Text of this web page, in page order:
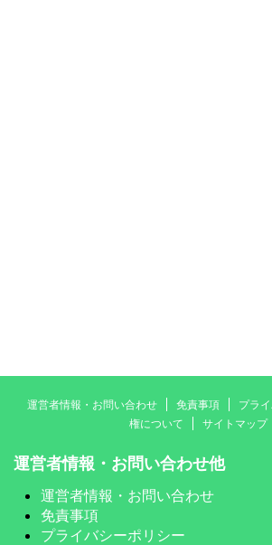
運営者情報・お問い合わせ 免責事項 プラ
権について
サイトマップ
運営者情報・お問い合わせ他
運営者情報・お問い合わせ
免責事項
プライバシーポリシー